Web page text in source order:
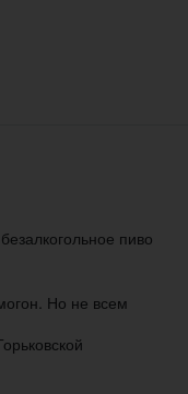
пиво
Но не всем